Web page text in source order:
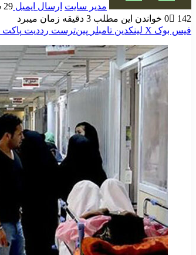
مدیر سایت ارسال ایمیل 29 سپتامبر 2025
0
142
خواندن این مطلب 3 دقیقه زمان میبرد
فیس بوک X لینکدین ‫تامبلر ‫پین‌ترست ‫رددیت پاکت